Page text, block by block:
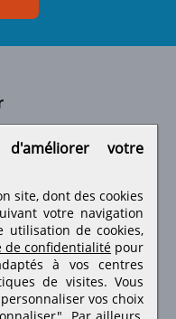
sociaux
votre
site, dont des cookies
votre navigation
utilisation de cookies,
de confidentialité pour
à vos centres
de visites.Vous
vos choix